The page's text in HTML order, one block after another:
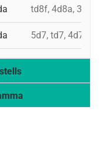
td8f, 4d8a, 3d8,
5d7, td7, 4d7a,